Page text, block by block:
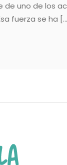
de uno de los
fuerza se ha